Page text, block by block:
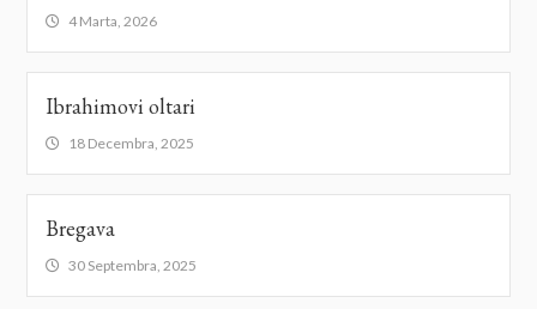
4 Marta, 2026
Ibrahimovi oltari
18 Decembra, 2025
Bregava
30 Septembra, 2025